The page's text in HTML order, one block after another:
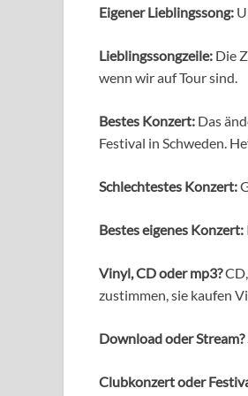
Eigener Lieblingssong:
Lieblingssongzeile: Die
wenn wir auf Tour sind.
Bestes Konzert: Das
Festival in Schweden.
Schlechtestes Konzert:
Bestes eigenes Konzert:
Vinyl, CD oder mp3?
zustimmen, sie kaufen
Download oder Stream?
Clubkonzert oder